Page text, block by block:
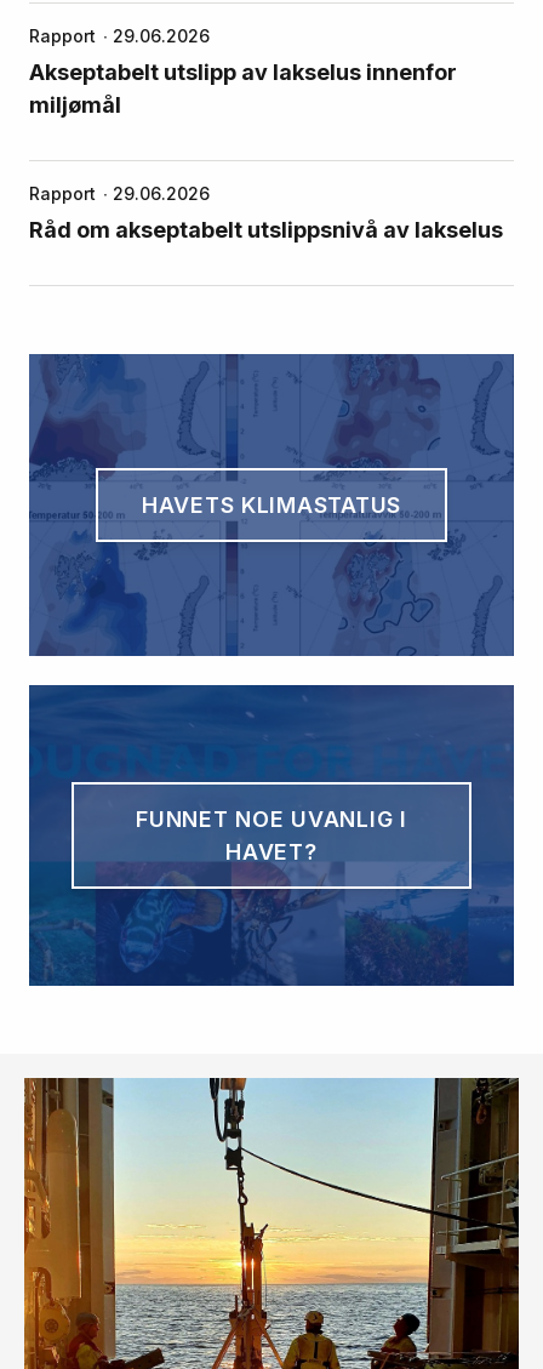
Rapport 29.06.2026
Akseptabelt utslipp av lakselus innenfor
miljømål
Rapport 29.06.2026
Råd om akseptabelt utslippsnivå av lakselus
HAVETS KLIMASTATUS
FUNNET NOE UVANLIG I
HAVET?